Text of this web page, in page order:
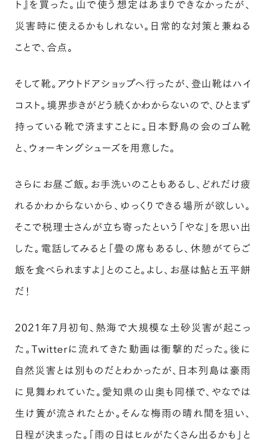
ト』を買った。山で使う想定はあまりできなかったが、
災害時に使えるかもしれない。日常的な対策と兼ねる
ことで、合点。
そして靴。アウトドアショップへ行ったが、登山靴はハイ
コスト。境界歩きがどう続くかわからないので、ひとまず
持っている靴で済ますことに。日本野鳥の会のゴム靴
と、ウォーキングシューズを用意した。
さらにお昼ご飯。お手洗いのこともあるし、どれだけ疲
れるかわからないから、ゆっくりできる場所が欲しい。
そこで税理士さんが立ち寄ったという「やな」を思い出
した。電話してみると「畳の席もあるし、休憩がてらご
飯を食べられますよ」とのこと。よし、お昼は鮎と五平餅
だ！
2021年7月初旬、熱海で大規模な土砂災害が起こっ
た。Twitterに流れてきた動画は衝撃的だった。後に
自然災害とは別ものだとわかったが、日本列島は豪雨
に見舞われていた。愛知県の山奥も同様で、やなでは
生け簀が流されたとか。そんな梅雨の晴れ間を狙い、
日程が決まった。「雨の日はヒルがたくさん出るかも」と